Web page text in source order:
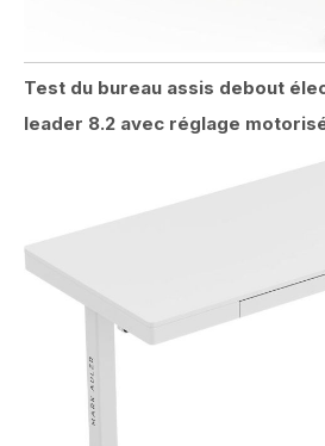
Test du bureau assis debout
leader 8.2 avec réglage